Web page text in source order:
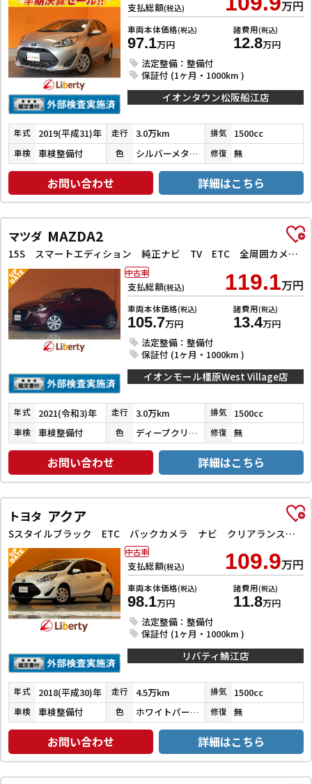
支払総額(税込) 万円
車両本体価格(税込)
97.1万円
諸費用(税込)
12.8万円
法定整備：整備付
保証付 (1ヶ月・1000km )
イオンタウン松阪船江店
年式 2019(平成31)年 走行 3.0万km 排気 1500cc
車検 車検整備付 色 シルバーメタリック 修復 無
お問い合わせ 詳細はこちら
マツダ MAZDA2
15S スマートエディション 純正ナビ TV ETC 全周囲カメラ クリアランスソナー レーンアシスト 衝突被害軽減システム LEDヘッドランプ スマートキー アイドリングストップ 電動格納ミラー AT
支払総額(税込) 119.1万円
車両本体価格(税込)
105.7万円
諸費用(税込)
13.4万円
法定整備：整備付
保証付 (1ヶ月・1000km )
中古車
イオンモール橿原West Village店
年式 2021(令和3)年 走行 3.0万km 排気 1500cc
車検 車検整備付 色 ディープクリムゾンマイカ 修復 無
お問い合わせ 詳細はこちら
トヨタ アクア
Sスタイルブラック ETC バックカメラ ナビ クリアランスソナー レーンアシスト 衝突被害軽減システム オートマチックハイビーム オートライト スマートキー 電動格納ミラー CVT 盗難防止システム 衝突安全ボディ
支払総額(税込) 109.9万円
車両本体価格(税込)
98.1万円
諸費用(税込)
11.8万円
法定整備：整備付
保証付 (1ヶ月・1000km )
中古車
リバティ鯖江店
年式 2018(平成30)年 走行 4.5万km 排気 1500cc
車検 車検整備付 色 ホワイトパールクリスタルシャイン 修復 無
お問い合わせ 詳細はこちら